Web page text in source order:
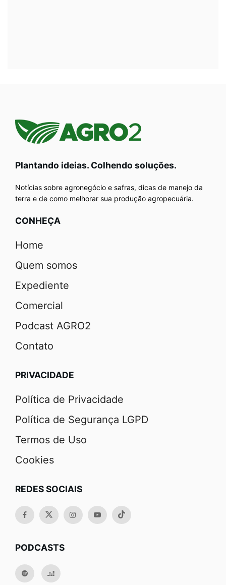
Plantando ideias. Colhendo soluções.
Notícias sobre agronegócio e safras, dicas de manejo da
terra e de como melhorar sua produção agropecuária.
CONHEÇA
Home
Quem somos
Expediente
Comercial
Podcast AGRO2
Contato
PRIVACIDADE
Política de Privacidade
Política de Segurança LGPD
Termos de Uso
Cookies
REDES SOCIAIS
PODCASTS